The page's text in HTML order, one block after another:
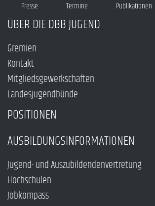
Presse Termine Publikationen
ÜBER DIE DBB JUGEND
Gremien
Kontakt
Mitgliedsgewerkschaften
Landesjugendbünde
POSITIONEN
AUSBILDUNGSINFORMATIONEN
Jugend- und Auszubildendenvertretung
Hochschulen
Jobkompass